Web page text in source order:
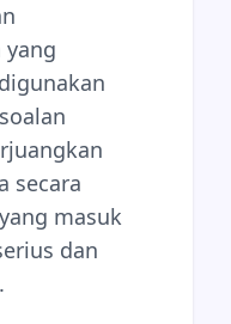
yang
secara
masuk
dan